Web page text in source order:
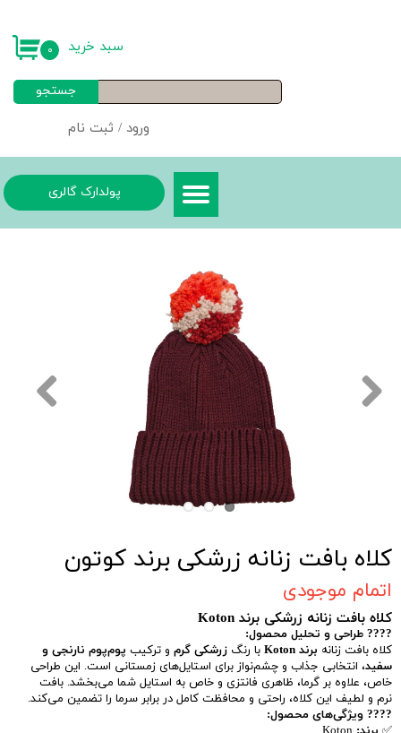
ورود / ثبت نام
خروج از حساب کاربری
جستجو
۰ سبد خرید
پولدارک گالری
کلاه بافت زنانه زرشکی برند کوتون
اتمام موجودی
کلاه بافت زنانه زرشکی برند Koton
???? طراحی و تحلیل محصول:
کلاه بافت زنانه برند Koton با رنگزرشکی گرم و ترکیب پوم‌پوم نارنجی و
سفید، انتخابی جذاب و چشم‌نواز برای استایل‌های زمستانی است. این طراحی
خاص، علاوه بر گرما، ظاهری فانتزی و خاص به استایل شما می‌بخشد. بافت
نرم و لطیف این کلاه، راحتی و محافظت کامل در برابر سرما را تضمین می‌کند.
???? ویژگی‌های محصول: